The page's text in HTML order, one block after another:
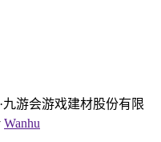
九游会游戏建材股份有限
Wanhu